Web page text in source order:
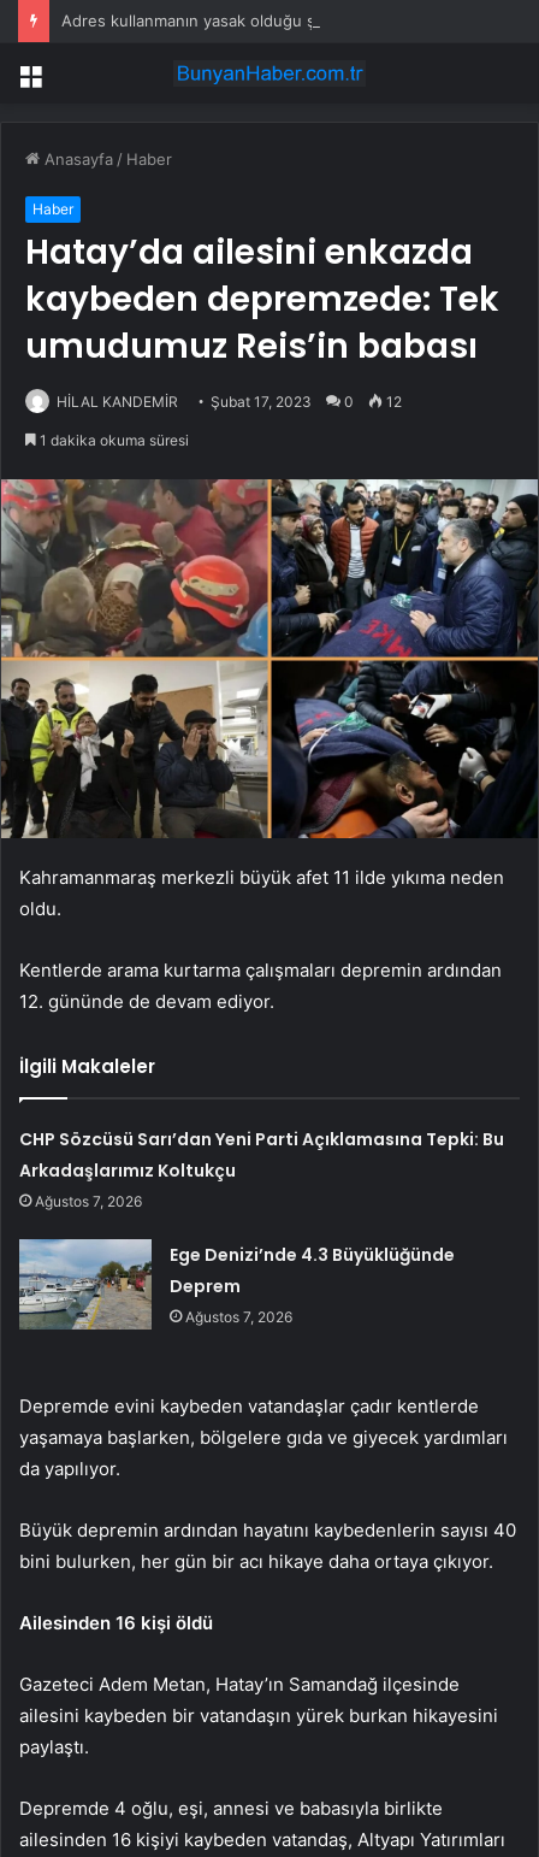
Menü
Anasayfa / Haber
Haber
Hatay’da ailesini enkazda
kaybeden depremzede: Tek
umudumuz Reis’in babası
HİLAL KANDEMİR Şubat 17, 2023 0 12
1 dakika okuma süresi
Kahramanmaraş merkezli büyük afet 11 ilde yıkıma neden
oldu.
Kentlerde arama kurtarma çalışmaları depremin ardından
12. gününde de devam ediyor.
İlgili Makaleler
CHP Sözcüsü Sarı’dan Yeni Parti Açıklamasına Tepki: Bu
Arkadaşlarımız Koltukçu
Ağustos 7, 2026
Ege Denizi’nde 4.3 Büyüklüğünde
Deprem
Ağustos 7, 2026
Depremde evini kaybeden vatandaşlar çadır kentlerde
yaşamaya başlarken, bölgelere gıda ve giyecek yardımları
da yapılıyor.
Büyük depremin ardından hayatını kaybedenlerin sayısı 40
bini bulurken, her gün bir acı hikaye daha ortaya çıkıyor.
Ailesinden 16 kişi öldü
Gazeteci Adem Metan, Hatay’ın Samandağ ilçesinde
ailesini kaybeden bir vatandaşın yürek burkan hikayesini
paylaştı.
Depremde 4 oğlu, eşi, annesi ve babasıyla birlikte
ailesinden 16 kişiyi kaybeden vatandaş, Altyapı Yatırımları